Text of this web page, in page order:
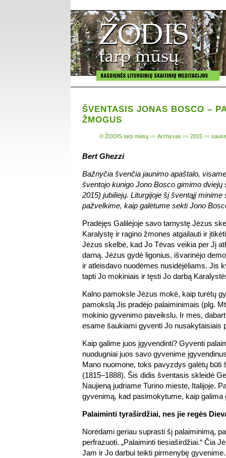
ŠVENTASIS JONAS BOSCO –
ŽMOGUS
© ŽODIS tarp mūsų ››› Archyvas ››› 2015 ›››
Bert Ghezzi
Bažnyčia švenčia jaunimo apaštalo,
šventojo kunigo Jono Bosco gimimo dviejų
2015) jubiliejų. Liturgijoje šį šventąjį minime
pažvelkime, kaip galėtume sekti Jono
Pradėjęs Galilėjoje savo tarnystę Jėzus
Karalystę ir ragino žmones atgailauti ir
Jėzus skelbė, kad Jo Tėvas veikia per Jį
darną. Jėzus gydė ligonius, išvarinėjo
ir atleisdavo nuodėmes nusidėjėliams. Jis
tapti Jo mokiniais ir tęsti Jo darbą
Kalno pamoksle Jėzus mokė, kaip turėtų
pamokslą Jis pradėjo palaiminimais (plg.
mokinio gyvenimo paveikslu. Ir mes,
esame šaukiami gyventi Jo nusakytaisiais
Kaip galime juos įgyvendinti? Gyventi
nuodugniai juos savo gyvenime
Mano nuomone, toks pavyzdys galėtų būti
(1815–1888). Šis didis šventasis skleidė
Naujieną judriame Turino mieste, Italijoje.
gyvenimą, kad pasimokytume, kaip galima
Palaiminti tyraširdžiai, nes jie regės
Norėdami geriau suprasti šį palaiminimą,
perfrazuoti. „Palaiminti tiesiaširdžiai.“ Čia
Jam ir Jo darbui teikti pirmenybę